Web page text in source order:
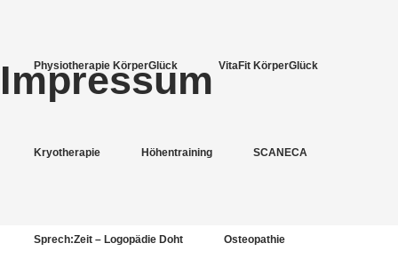
Physiotherapie KörperGlück VitaFit KörperGlück
Kryotherapie Höhentraining SCANECA
Sprech:Zeit – Logopädie Doht Osteopathie
Impressum